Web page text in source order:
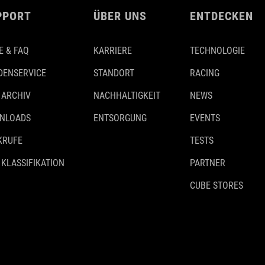
& FAQ
ÜBER UNS
KARRIERE
STANDORT
NACHHALTIGKEIT
ENTSORGUNG
ENTDECKEN
TECHNOLOGIE
RACING
NEWS
EVENTS
TESTS
PARTNER
CUBE STORES